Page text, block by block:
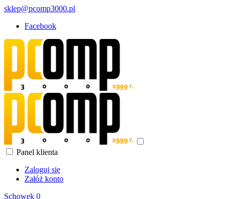
sklep@pcomp3000.pl
Facebook
Panel klienta
Zaloguj się
Załóż konto
Schowek 0